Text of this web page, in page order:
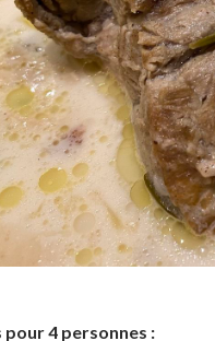
4 personnes :